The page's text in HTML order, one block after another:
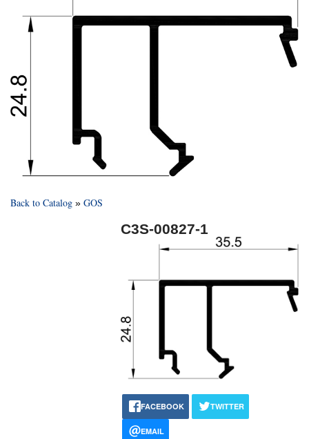
Back to Catalog GOS
C3S-00827-1
FACEBOOK TWITTER
EMAIL